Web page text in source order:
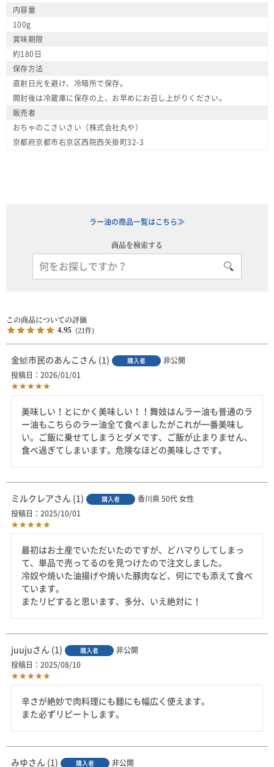
内容量
100g
賞味期限
約180日
保存方法
直射日光を避け、冷暗所で保存。
開封後は冷蔵庫に保存の上、お早めにお召し上がりください。
販売者
おちゃのこさいさい（株式会社丸や）
京都府京都市右京区西院西矢掛町32-3
ラー油の商品一覧はこちら≫
商品を検索する
4.95 21
金鯱市民のあんこ 1 購入者
非公開
投稿日
2026/01/01
美味しい！とにかく美味しい！！舞妓はんラー油も普通のラ
ー油もこちらのラー油全て食べましたがこれが一番美味し
い。ご飯に乗せてしまうとダメです、ご飯が止まりません、
食べ過ぎてしまいます。危険なほどの美味しさです。
ミルクレア 1 購入者 香川県 50代 女性
投稿日
2025/10/01
最初はお土産でいただいたのですが、どハマりしてしまっ
て、単品で売ってるのを見つけたので注文しました。
冷奴や焼いた油揚げや焼いた豚肉など、何にでも添えて食べ
ています。
またリピすると思います、多分、いえ絶対に！
juuju 1 購入者
非公開
投稿日
2025/08/10
辛さが絶妙で肉料理にも麺にも幅広く使えます。
また必ずリピートします。
みゆ 1 購入者 非公開